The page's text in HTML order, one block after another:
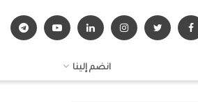
انضم إلينا